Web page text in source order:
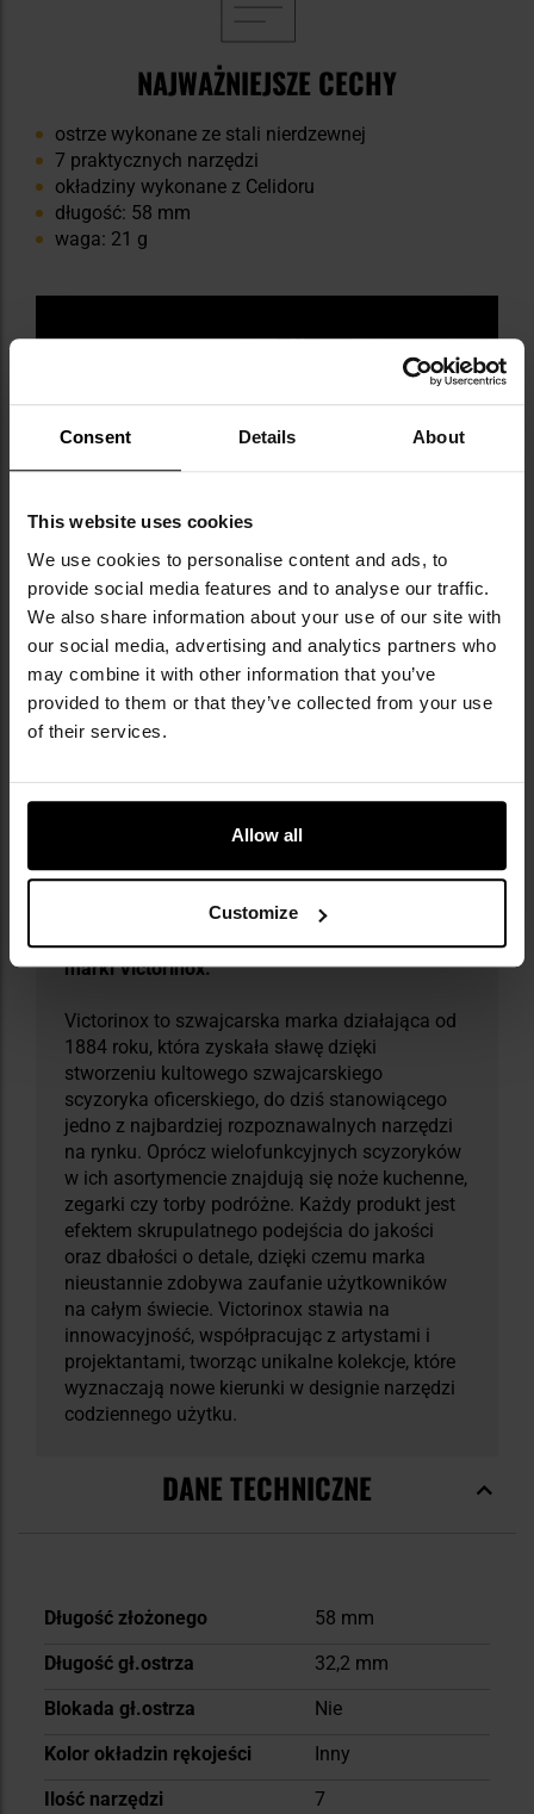
Consent Details About
This website uses cookies
We use cookies to personalise content and ads, to
provide social media features and to analyse our traffic.
We also share information about your use of our site with
our social media, advertising and analytics partners who
may combine it with other information that you’ve
provided to them or that they’ve collected from your use
of their services.
Allow all
Customize
NAJWAŻNIEJSZE CECHY
ostrze wykonane ze stali nierdzewnej
7 praktycznych narzędzi
okładziny wykonane z Celidoru
długość: 58 mm
waga: 21 g
Informacja o producencie i bezpieczeństwo
Militaria.pl jest autoryzowanym dealerem
marki Victorinox.
Victorinox to szwajcarska marka działająca od
1884 roku, która zyskała sławę dzięki
stworzeniu kultowego szwajcarskiego
scyzoryka oficerskiego, do dziś stanowiącego
jedno z najbardziej rozpoznawalnych narzędzi
na rynku. Oprócz wielofunkcyjnych scyzoryków
w ich asortymencie znajdują się noże kuchenne,
zegarki czy torby podróżne. Każdy produkt jest
efektem skrupulatnego podejścia do jakości
oraz dbałości o detale, dzięki czemu marka
nieustannie zdobywa zaufanie użytkowników
na całym świecie. Victorinox stawia na
innowacyjność, współpracując z artystami i
projektantami, tworząc unikalne kolekcje, które
wyznaczają nowe kierunki w designie narzędzi
codziennego użytku.
DANE TECHNICZNE
Więcej
Długość złożonego
58 mm
Długość gł.ostrza
32,2 mm
Blokada gł.ostrza
Nie
Kolor okładzin rękojeści
Inny
Ilość narzędzi
7